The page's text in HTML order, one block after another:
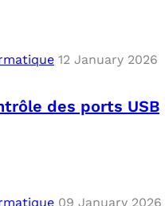
12 January 2026
des ports USB
09 January 2026